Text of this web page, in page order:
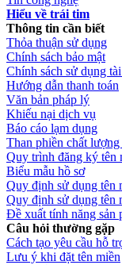
Hiểu về trái tim
Thông tin cần biết
Thỏa thuận sử dụng
Chính sách bảo mật
Chính sách sử dụng
Hướng dẫn thanh toán
Văn bản pháp lý
Khiếu nại dịch vụ
Báo cáo lạm dụng
Than phiền chất
Quy trình đăng ký tên
Biểu mẫu hồ sơ
Quy định sử dụng tên
Quy định sử dụng tên
Đề xuất tính năng sản
Câu hỏi thường gặp
Cách tạo yêu cầu hỗ
Lưu ý khi đặt tên miền